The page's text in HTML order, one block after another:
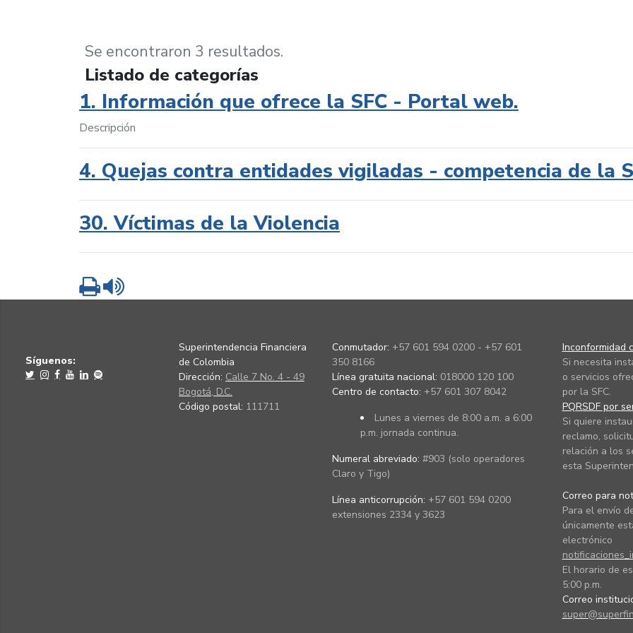
Se encontraron 3 resultados.
Listado de categorías
1. Información que ofrece la SFC - Portal web.
Descripción
4. Quejas contra entidades vigiladas - competencia de la
30. Víctimas de la Violencia
Imprimir
Síguenos:
Superintendencia Financiera
de Colombia
Dirección: Calle 7 No. 4 - 49
Bogotá, D.C.
Código postal: 111711
Conmutador: +57 601 594 0200 - +57 601
350 8166
Línea gratuita nacional: 018000 120 100
Centro de contacto: +57 601 307 8042
Lunes a viernes de 8:00 a.m. a 6:00
p.m. jornada continua.
Numeral abreviado: #903 (solo operadores
Claro y Tigo)
Línea anticorrupción: +57 601 594 0200
extensiones 2334 y 3623
Inconformidad
Si necesita
o servicios
por la SFC.
PQRSDF por
Si quiere
reclamo,
relación a los
esta
Correo para
Para el envío
únicamente
electrónico
El horario de
5:00 p.m.
Correo